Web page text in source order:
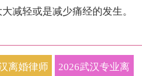
减轻或是减少痛经的发生。
离婚律师 2026武汉专业离